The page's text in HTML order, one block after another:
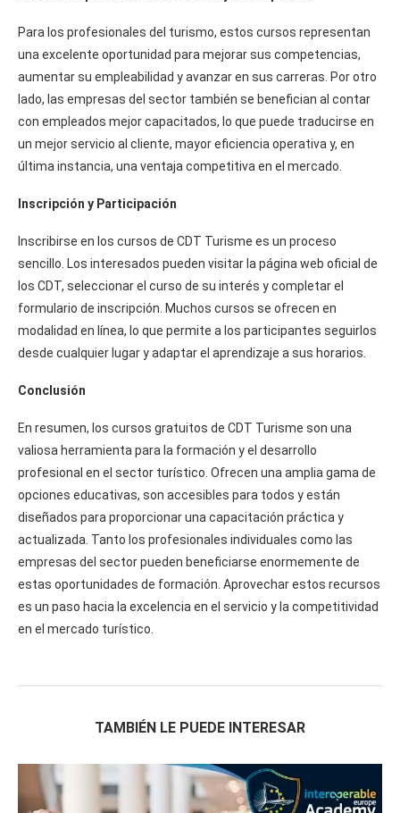
Para los profesionales del turismo, estos cursos representan
una excelente oportunidad para mejorar sus competencias,
aumentar su empleabilidad y avanzar en sus carreras. Por otro
lado, las empresas del sector también se benefician al contar
con empleados mejor capacitados, lo que puede traducirse en
un mejor servicio al cliente, mayor eficiencia operativa y, en
última instancia, una ventaja competitiva en el mercado.
Inscripción y Participación
Inscribirse en los cursos de CDT Turisme es un proceso
sencillo. Los interesados pueden visitar la página web oficial de
los CDT, seleccionar el curso de su interés y completar el
formulario de inscripción. Muchos cursos se ofrecen en
modalidad en línea, lo que permite a los participantes seguirlos
desde cualquier lugar y adaptar el aprendizaje a sus horarios.
Conclusión
En resumen, los cursos gratuitos de CDT Turisme son una
valiosa herramienta para la formación y el desarrollo
profesional en el sector turístico. Ofrecen una amplia gama de
opciones educativas, son accesibles para todos y están
diseñados para proporcionar una capacitación práctica y
actualizada. Tanto los profesionales individuales como las
empresas del sector pueden beneficiarse enormemente de
estas oportunidades de formación. Aprovechar estos recursos
es un paso hacia la excelencia en el servicio y la competitividad
en el mercado turístico.
TAMBIÉN LE PUEDE INTERESAR